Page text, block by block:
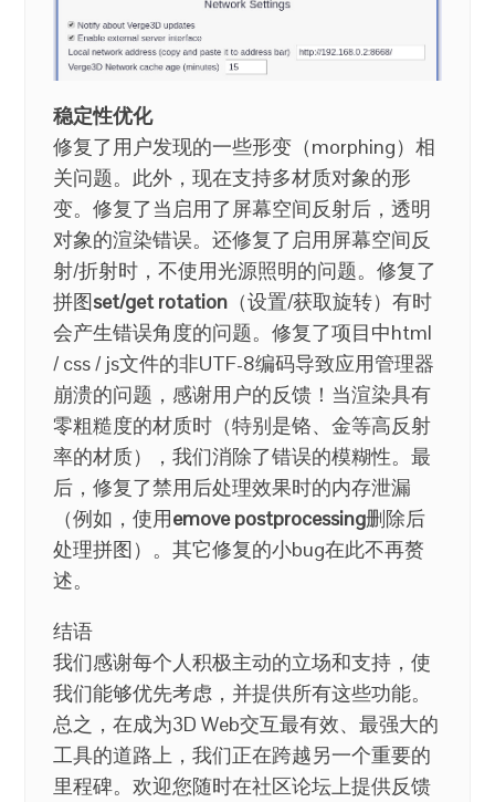
稳定性优化
修复了用户发现的一些形变（morphing）相
关问题。此外，现在支持多材质对象的形
变。修复了当启用了屏幕空间反射后，透明
对象的渲染错误。还修复了启用屏幕空间反
射/折射时，不使用光源照明的问题。修复了
拼图set/get rotation （设置/获取旋转）有时
会产生错误角度的问题。修复了项目中html
/ css / js文件的非UTF-8编码导致应用管理器
崩溃的问题，感谢用户的反馈！当渲染具有
零粗糙度的材质时（特别是铬、金等高反射
率的材质），我们消除了错误的模糊性。最
后，修复了禁用后处理效果时的内存泄漏
（例如，使用emove postprocessing删除后
处理拼图）。其它修复的小bug在此不再赘
述。
结语
我们感谢每个人积极主动的立场和支持，使
我们能够优先考虑，并提供所有这些功能。
总之，在成为3D Web交互最有效、最强大的
工具的道路上，我们正在跨越另一个重要的
里程碑。欢迎您随时在社区论坛上提供反馈